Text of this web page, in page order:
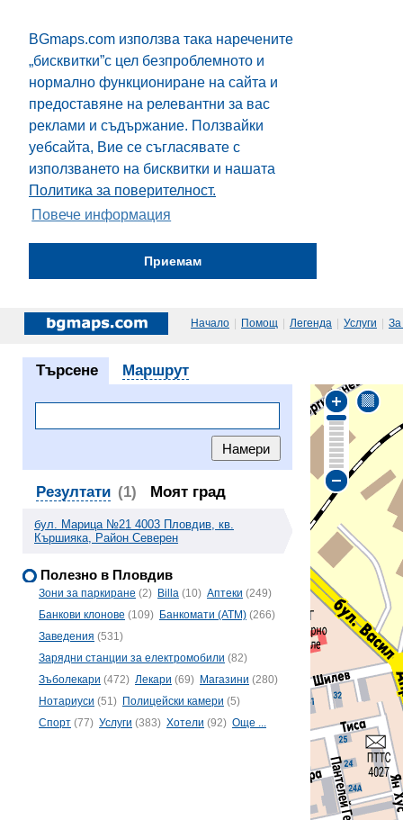
BGmaps.com използва така наречените
„бисквитки”с цел безпроблемното и
нормално функциониране на сайта и
предоставяне на релевантни за вас
реклами и съдържание. Ползвайки
уебсайта, Вие се съгласявате с
използването на бисквитки и нашата
Политика за поверителност.
Повече информация
Приемам
Начало | Помощ | Легенда | Услуги | За
Търсене Маршрут
Резултати (1) Моят град
бул. Марица №21 4003 Пловдив, кв.
Кършияка, Район Северен
Полезно в Пловдив
Зони за паркиране (2) Billa (10) Аптеки (249)
Банкови клонове (109) Банкомати (ATM) (266)
Заведения (531)
Зарядни станции за електромобили (82)
Зъболекари (472) Лекари (69) Магазини (280)
Нотариуси (51) Полицейски камери (5)
Спорт (77) Услуги (383) Хотели (92) Още ...